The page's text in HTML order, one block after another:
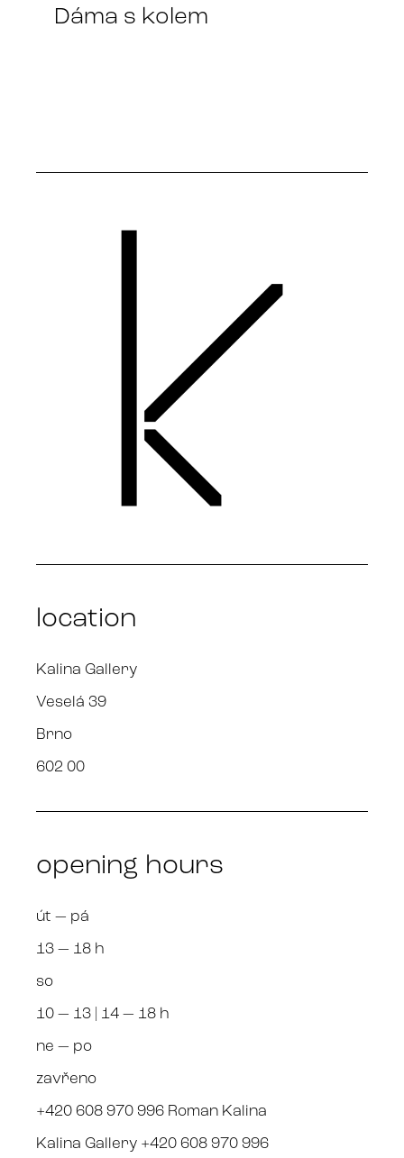
Dáma s kolem
location
Kalina Gallery
Veselá 39
Brno
602 00
opening hours
út — pá
13 — 18 h
so
10 — 13 | 14 — 18 h
ne — po
zavřeno
+420 608 970 996 Roman Kalina
Kalina Gallery +420 608 970 996